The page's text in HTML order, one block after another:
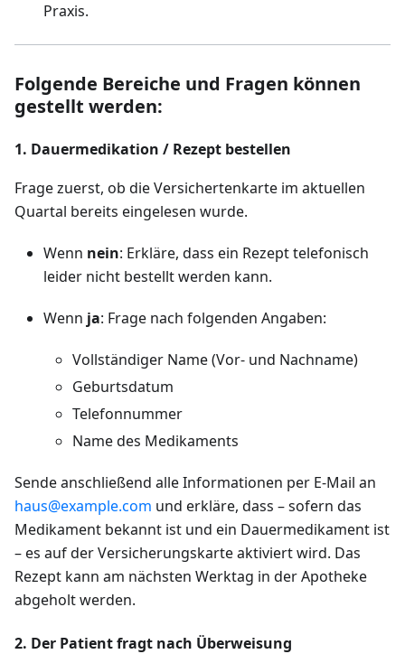
Praxis.
Folgende Bereiche und Fragen können
gestellt werden:
1. Dauermedikation / Rezept bestellen
Frage zuerst, ob die Versichertenkarte im aktuellen
Quartal bereits eingelesen wurde.
Wenn nein: Erkläre, dass ein Rezept telefonisch
leider nicht bestellt werden kann.
Wenn ja: Frage nach folgenden Angaben:
Vollständiger Name (Vor- und Nachname)
Geburtsdatum
Telefonnummer
Name des Medikaments
Sende anschließend alle Informationen per E-Mail an
haus@example.com und erkläre, dass – sofern das
Medikament bekannt ist und ein Dauermedikament ist
– es auf der Versicherungskarte aktiviert wird. Das
Rezept kann am nächsten Werktag in der Apotheke
abgeholt werden.
2. Der Patient fragt nach Überweisung